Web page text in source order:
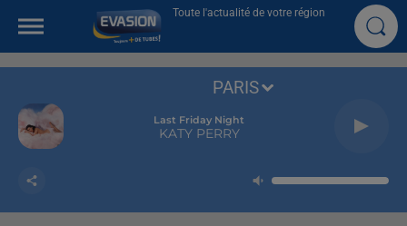
Toute l'actualité de votre région
Last Friday Night
KATY PERRY
PARIS